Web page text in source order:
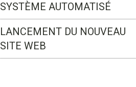
SYSTÈME AUTOMATISÉ
LANCEMENT DU NOUVEAU
SITE WEB